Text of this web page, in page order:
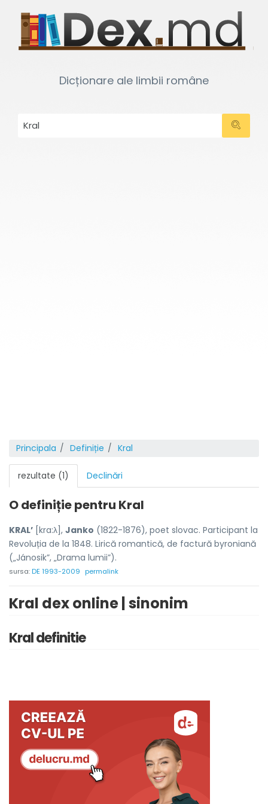
Dicționare ale limbii române
Principala Definiție Kral
rezultate (1) Declinări
O definiție pentru Kral
KRAL’ [kra:λ], Janko (1822-1876), poet slovac. Participant la
Revoluția de la 1848. Lirică romantică, de factură byroniană
(„Jánosik”, „Drama lumii”).
sursa:DE 1993-2009 permalink
Kral dex online | sinonim
Kral definitie